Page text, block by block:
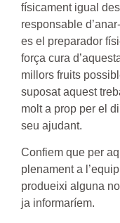
físicament igual
responsable
es el preparador
força cura
millors fruits
suposat aquest
molt a prop per el
seu ajudant.
Confiem que per
plenament a
produeixi alguna
ja informaríem.